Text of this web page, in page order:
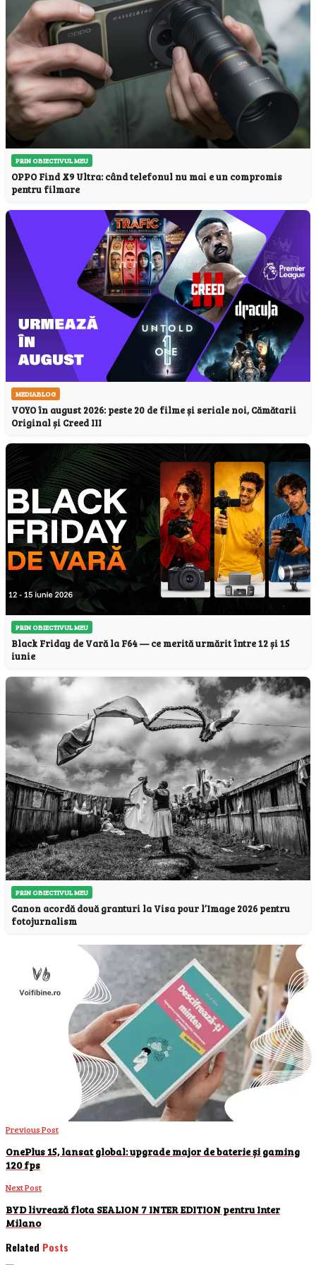
PRIN OBIECTIVUL MEU
OPPO Find X9 Ultra: când telefonul nu mai e un compromis
pentru filmare
MEDIABLOG
VOYO în august 2026: peste 20 de filme și seriale noi, Cămătarii
Original și Creed III
PRIN OBIECTIVUL MEU
Black Friday de Vară la F64 — ce merită urmărit între 12 și 15
iunie
PRIN OBIECTIVUL MEU
Canon acordă două granturi la Visa pour l’Image 2026 pentru
fotojurnalism
Previous Post
OnePlus 15, lansat global: upgrade major de baterie și gaming
120 fps
Next Post
BYD livrează flota SEALION 7 INTER EDITION pentru Inter
Milano
Related Posts